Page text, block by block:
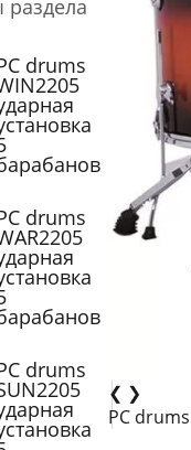
раздела
drums
drums
drums
❮ ❯
PC